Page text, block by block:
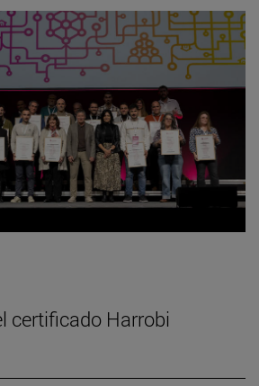
certificado Harrobi